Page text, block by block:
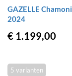
GAZELLE
2024
€ 1.199,00
5 varianten